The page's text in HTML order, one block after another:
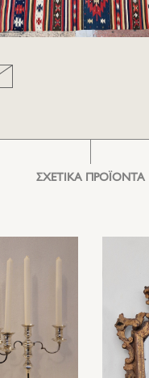
ΣΧΕΤΙΚΑ ΠΡΟΪΟΝΤΑ